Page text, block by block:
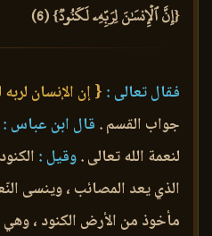
{إِنَّ ٱلۡإِنسَٰنَ لِرَبِّهِۦ لَكَنُودٞ} (6)
فقال تعالى : { إن الإنسان
جواب القسم . قال ابن عباس :
لنعمة الله تعالى .وقيل :
الذي يعد المصائب ، وينسى
مأخوذ من الأرض الكنود ، وهي